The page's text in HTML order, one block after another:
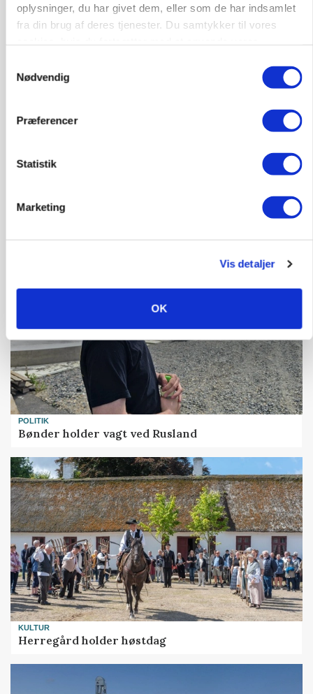
oplysninger, du har givet dem, eller som de har indsamlet
fra din brug af deres tjenester. Du samtykker til vores
Nødvendig
Præferencer
Statistik
Marketing
Vis detaljer
OK
MASKINER
Krone åbner XDisc for John Deere og New
MARKED
Høstpres kan sænke hvedeprisen yderligere
POLITIK
Bønder holder vagt ved Rusland
KULTUR
Herregård holder høstdag